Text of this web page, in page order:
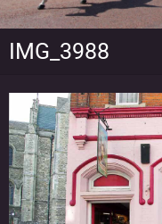
IMG_3988